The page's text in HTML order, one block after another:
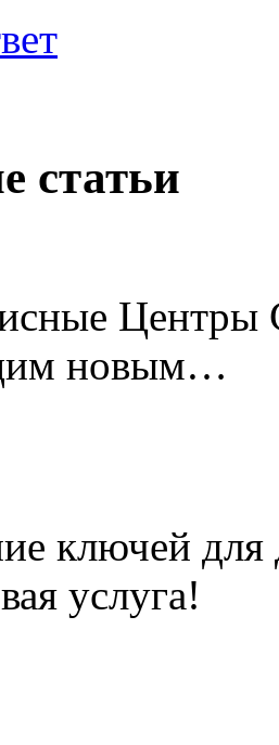
статьи
Центры
новым…
ключей
услуга!